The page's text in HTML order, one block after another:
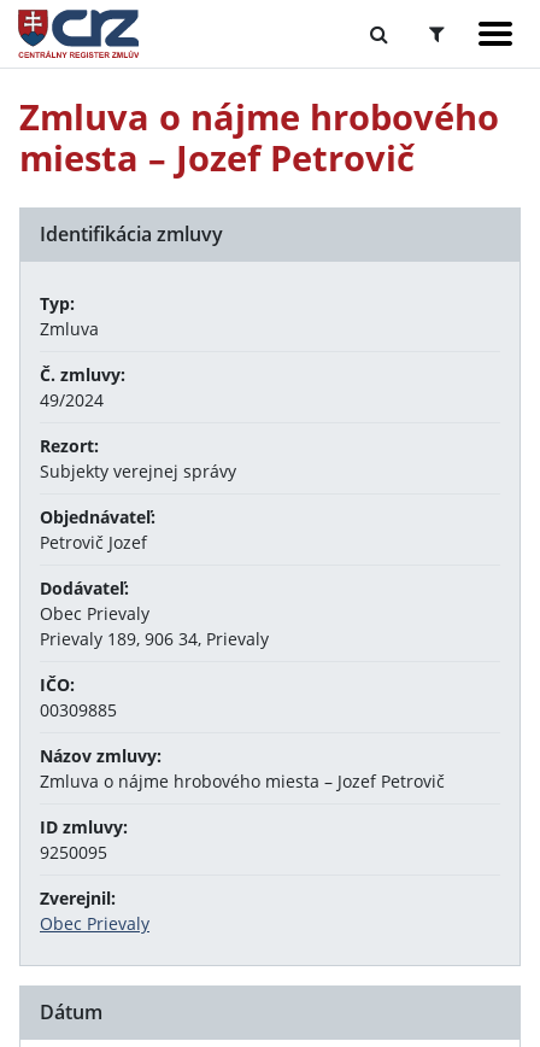
Zmluva o nájme hrobového
miesta – Jozef Petrovič
Identifikácia zmluvy
Typ:
Zmluva
Č. zmluvy:
49/2024
Rezort:
Subjekty verejnej správy
Objednávateľ:
Petrovič Jozef
Dodávateľ:
Obec Prievaly
Prievaly 189, 906 34, Prievaly
IČO:
00309885
Názov zmluvy:
Zmluva o nájme hrobového miesta – Jozef Petrovič
ID zmluvy:
9250095
Zverejnil:
Obec Prievaly
Dátum